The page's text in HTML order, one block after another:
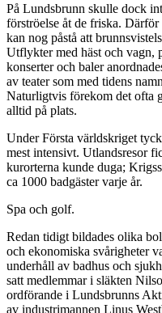
På Lundsbrunn skulle dock
förströelse åt de friska.
kan nog påstå att
Utflykter med häst och vagn,
konserter och baler
av teater som med tidens
Naturligtvis förekom det ofta
alltid på plats.
Under Första världskriget
mest intensivt. Utlandsresor
kurorterna kunde duga;
ca 1000 badgäster varje år.
Spa och golf.
Redan tidigt bildades olika
och ekonomiska svårigheter
underhåll av badhus och
satt medlemmar i släkten
ordförande i Lundsbrunns
av industrimannen Linus